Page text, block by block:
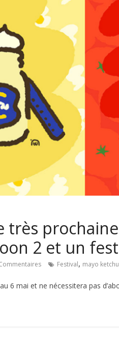
très
2 et un
Festival, mayo
6 mai et ne nécessitera pas